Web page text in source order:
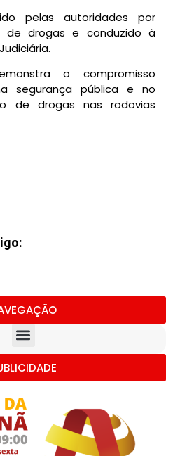
pelas autoridades por
de drogas e conduzido à
o compromisso
segurança pública e no
de drogas nas rodovias